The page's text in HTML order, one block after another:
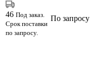
46 Под заказ.
Срок поставки
по запросу.
По запросу